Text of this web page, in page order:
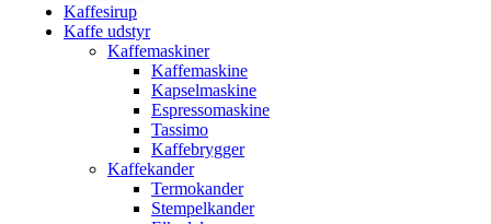
Kaffesirup
Kaffe udstyr
Kaffemaskiner
Kaffemaskine
Kapselmaskine
Espressomaskine
Tassimo
Kaffebrygger
Kaffekander
Termokander
Stempelkander